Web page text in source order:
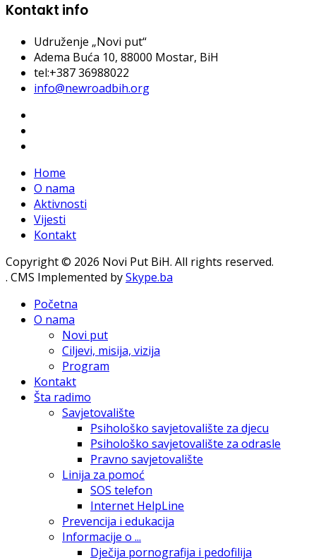
Kontakt info
Udruženje „Novi put“
Adema Buća 10, 88000 Mostar, BiH
tel:+387 36988022
info@newroadbih.org
Home
O nama
Aktivnosti
Vijesti
Kontakt
Copyright © 2026 Novi Put BiH. All rights reserved.
. CMS Implemented bySkype.ba
Početna
O nama
Novi put
Ciljevi, misija, vizija
Program
Kontakt
Šta radimo
Savjetovalište
Psihološko savjetovalište za djecu
Psihološko savjetovalište za odrasle
Pravno savjetovalište
Linija za pomoć
SOS telefon
Internet HelpLine
Prevencija i edukacija
Informacije o ...
Dječija pornografija i pedofilija